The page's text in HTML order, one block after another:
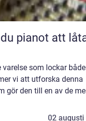
som lockar
vi att utforska denna
gör den till en av de
02 augusti